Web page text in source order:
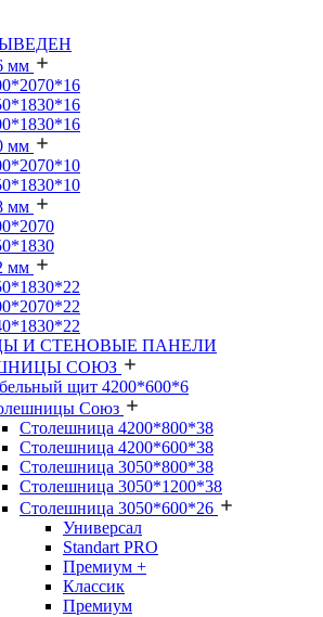
мм
мм
мм
мм
И СТЕНОВЫЕ ПАНЕЛИ
СОЮЗ
щит 4200*600*6
Союз
Столешница 4200*800*38
Столешница 4200*600*38
Столешница 3050*800*38
Столешница 3050*1200*38
Столешница 3050*600*26
Универсал
Standart PRO
Премиум +
Классик
Премиум